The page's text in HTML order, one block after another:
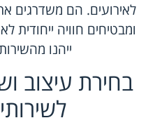
לאירועים. הם משדרגים
ומבטיחים חוויה ייחודית
ייהנו
בחירת עיצוב